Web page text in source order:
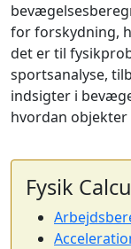
for forskydning,
det er til
sportsanalyse,
indsigter i
hvordan
Fysik